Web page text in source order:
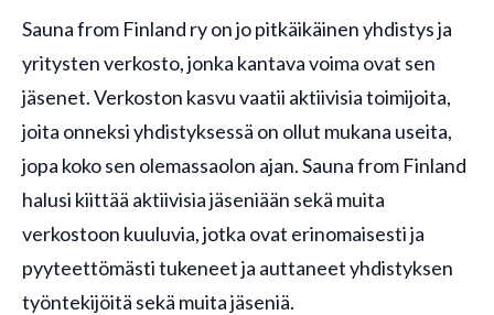
Sauna from Finland ry on jo pitkäikäinen yhdistys ja
yritysten verkosto, jonka kantava voima ovat sen
jäsenet. Verkoston kasvu vaatii aktiivisia toimijoita,
joita onneksi yhdistyksessä on ollut mukana useita,
jopa koko sen olemassaolon ajan. Sauna from Finland
halusi kiittää aktiivisia jäseniään sekä muita
verkostoon kuuluvia, jotka ovat erinomaisesti ja
pyyteettömästi tukeneet ja auttaneet yhdistyksen
työntekijöitä sekä muita jäseniä.